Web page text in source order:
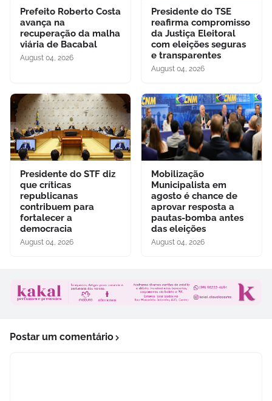
Prefeito Roberto Costa
avança na
recuperação da malha
viária de Bacabal
August 04, 2026
Presidente do TSE
reafirma compromisso
da Justiça Eleitoral
com eleições seguras
e transparentes
August 04, 2026
Presidente do STF diz
que críticas
republicanas
contribuem para
fortalecer a
democracia
August 04, 2026
Mobilização
Municipalista em
agosto é chance de
aprovar resposta a
pautas-bomba antes
das eleições
August 04, 2026
Postar um comentário